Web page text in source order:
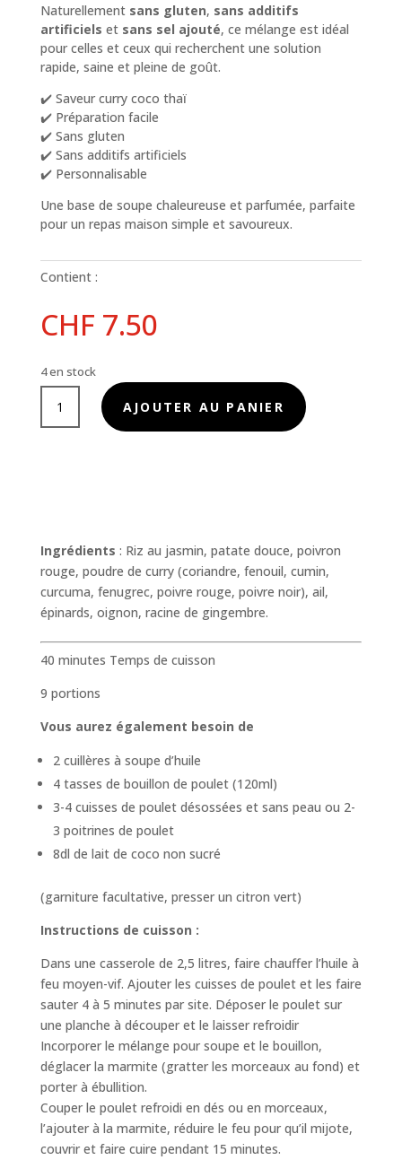
Naturellement sans gluten, sans additifs
artificiels et sans sel ajouté, ce mélange est idéal
pour celles et ceux qui recherchent une solution
rapide, saine et pleine de goût.
✔️ Saveur curry coco thaï
✔️ Préparation facile
✔️ Sans gluten
✔️ Sans additifs artificiels
✔️ Personnalisable
Une base de soupe chaleureuse et parfumée, parfaite
pour un repas maison simple et savoureux.
Contient :
CHF 7.50
4 en stock
AJOUTER AU PANIER
Ingrédients : Riz au jasmin, patate douce, poivron
rouge, poudre de curry (coriandre, fenouil, cumin,
curcuma, fenugrec, poivre rouge, poivre noir), ail,
épinards, oignon, racine de gingembre.
40 minutes Temps de cuisson
9 portions
Vous aurez également besoin de
2 cuillères à soupe d’huile
4 tasses de bouillon de poulet (120ml)
3-4 cuisses de poulet désossées et sans peau ou 2-
3 poitrines de poulet
8dl de lait de coco non sucré
(garniture facultative, presser un citron vert)
Instructions de cuisson :
Dans une casserole de 2,5 litres, faire chauffer l’huile à
feu moyen-vif. Ajouter les cuisses de poulet et les faire
sauter 4 à 5 minutes par site. Déposer le poulet sur
une planche à découper et le laisser refroidir
Incorporer le mélange pour soupe et le bouillon,
déglacer la marmite (gratter les morceaux au fond) et
porter à ébullition.
Couper le poulet refroidi en dés ou en morceaux,
l’ajouter à la marmite, réduire le feu pour qu’il mijote,
couvrir et faire cuire pendant 15 minutes.